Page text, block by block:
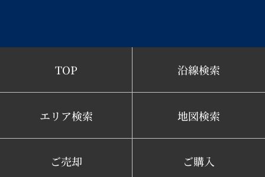
TOP 沿線検索
エリア検索 地図検索
ご売却 ご購入